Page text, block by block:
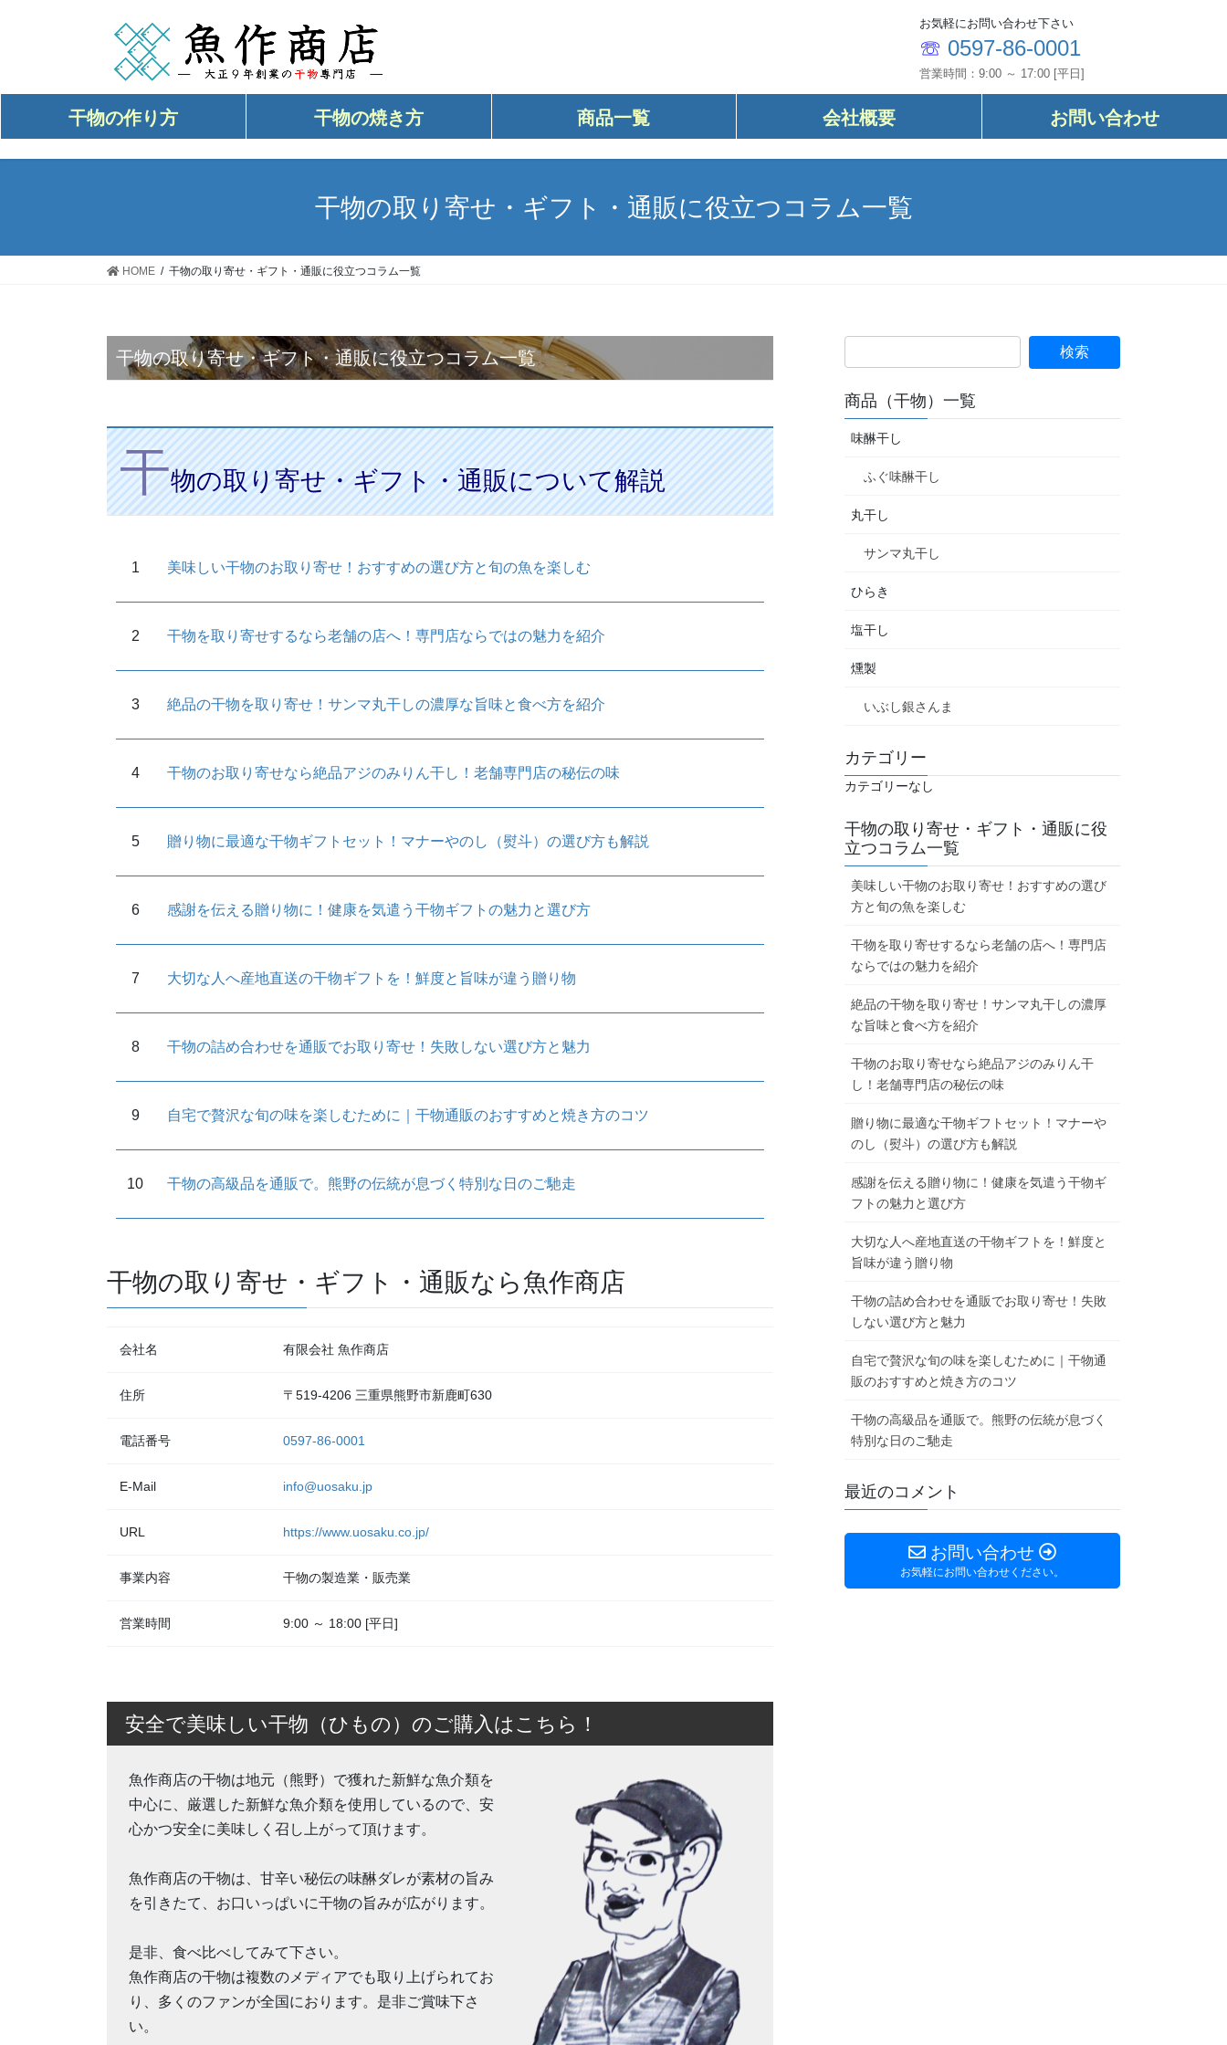
ツ
ス
キ
シ
ン
に
お気軽にお問い合わせ下さい
☏ 0597-86-0001
営業時間：9:00 ～ 17:00 [平日]
干物の作り方 干物の焼き方 商品一覧 会社概要 お問い合わせ
干物の取り寄せ・ギフト・通販に役立つコラム一覧
HOME 干物の取り寄せ・ギフト・通販に役立つコラム一覧
干物の取り寄せ・ギフト・通販に役立つコラム一覧
干物の取り寄せ・ギフト・通販について解説
美味しい干物のお取り寄せ！おすすめの選び方と旬の魚を楽しむ
干物を取り寄せするなら老舗の店へ！専門店ならではの魅力を紹介
絶品の干物を取り寄せ！サンマ丸干しの濃厚な旨味と食べ方を紹介
干物のお取り寄せなら絶品アジのみりん干し！老舗専門店の秘伝の味
贈り物に最適な干物ギフトセット！マナーやのし（熨斗）の選び方も解説
感謝を伝える贈り物に！健康を気遣う干物ギフトの魅力と選び方
大切な人へ産地直送の干物ギフトを！鮮度と旨味が違う贈り物
干物の詰め合わせを通販でお取り寄せ！失敗しない選び方と魅力
自宅で贅沢な旬の味を楽しむために｜干物通販のおすすめと焼き方のコツ
干物の高級品を通販で。熊野の伝統が息づく特別な日のご馳走
干物の取り寄せ・ギフト・通販なら魚作商店
会社名 有限会社 魚作商店
住所 〒519-4206 三重県熊野市新鹿町630
電話番号 0597-86-0001
E-Mail info@uosaku.jp
URL https://www.uosaku.co.jp/
事業内容 干物の製造業・販売業
営業時間 9:00 ～ 18:00 [平日]
安全で美味しい干物（ひもの）のご購入はこちら！
魚作商店の干物は地元（熊野）で獲れた新鮮な魚介類を
中心に、厳選した新鮮な魚介類を使用しているので、安
心かつ安全に美味しく召し上がって頂けます。
魚作商店の干物は、甘辛い秘伝の味醂ダレが素材の旨み
を引きたて、お口いっぱいに干物の旨みが広がります。
是非、食べ比べしてみて下さい。
魚作商店の干物は複数のメディアでも取り上げられてお
り、多くのファンが全国におります。是非ご賞味下さ
い。
商品（干物）一覧
味醂干し
ふぐ味醂干し
丸干し
サンマ丸干し
ひらき
塩干し
燻製
いぶし銀さんま
カテゴリー
カテゴリーなし
干物の取り寄せ・ギフト・通販に役
立つコラム一覧
美味しい干物のお取り寄せ！おすすめの選び
方と旬の魚を楽しむ
干物を取り寄せするなら老舗の店へ！専門店
ならではの魅力を紹介
絶品の干物を取り寄せ！サンマ丸干しの濃厚
な旨味と食べ方を紹介
干物のお取り寄せなら絶品アジのみりん干
し！老舗専門店の秘伝の味
贈り物に最適な干物ギフトセット！マナーや
のし（熨斗）の選び方も解説
感謝を伝える贈り物に！健康を気遣う干物ギ
フトの魅力と選び方
大切な人へ産地直送の干物ギフトを！鮮度と
旨味が違う贈り物
干物の詰め合わせを通販でお取り寄せ！失敗
しない選び方と魅力
自宅で贅沢な旬の味を楽しむために｜干物通
販のおすすめと焼き方のコツ
干物の高級品を通販で。熊野の伝統が息づく
特別な日のご馳走
最近のコメント
お問い合わせ
お気軽にお問い合わせください。